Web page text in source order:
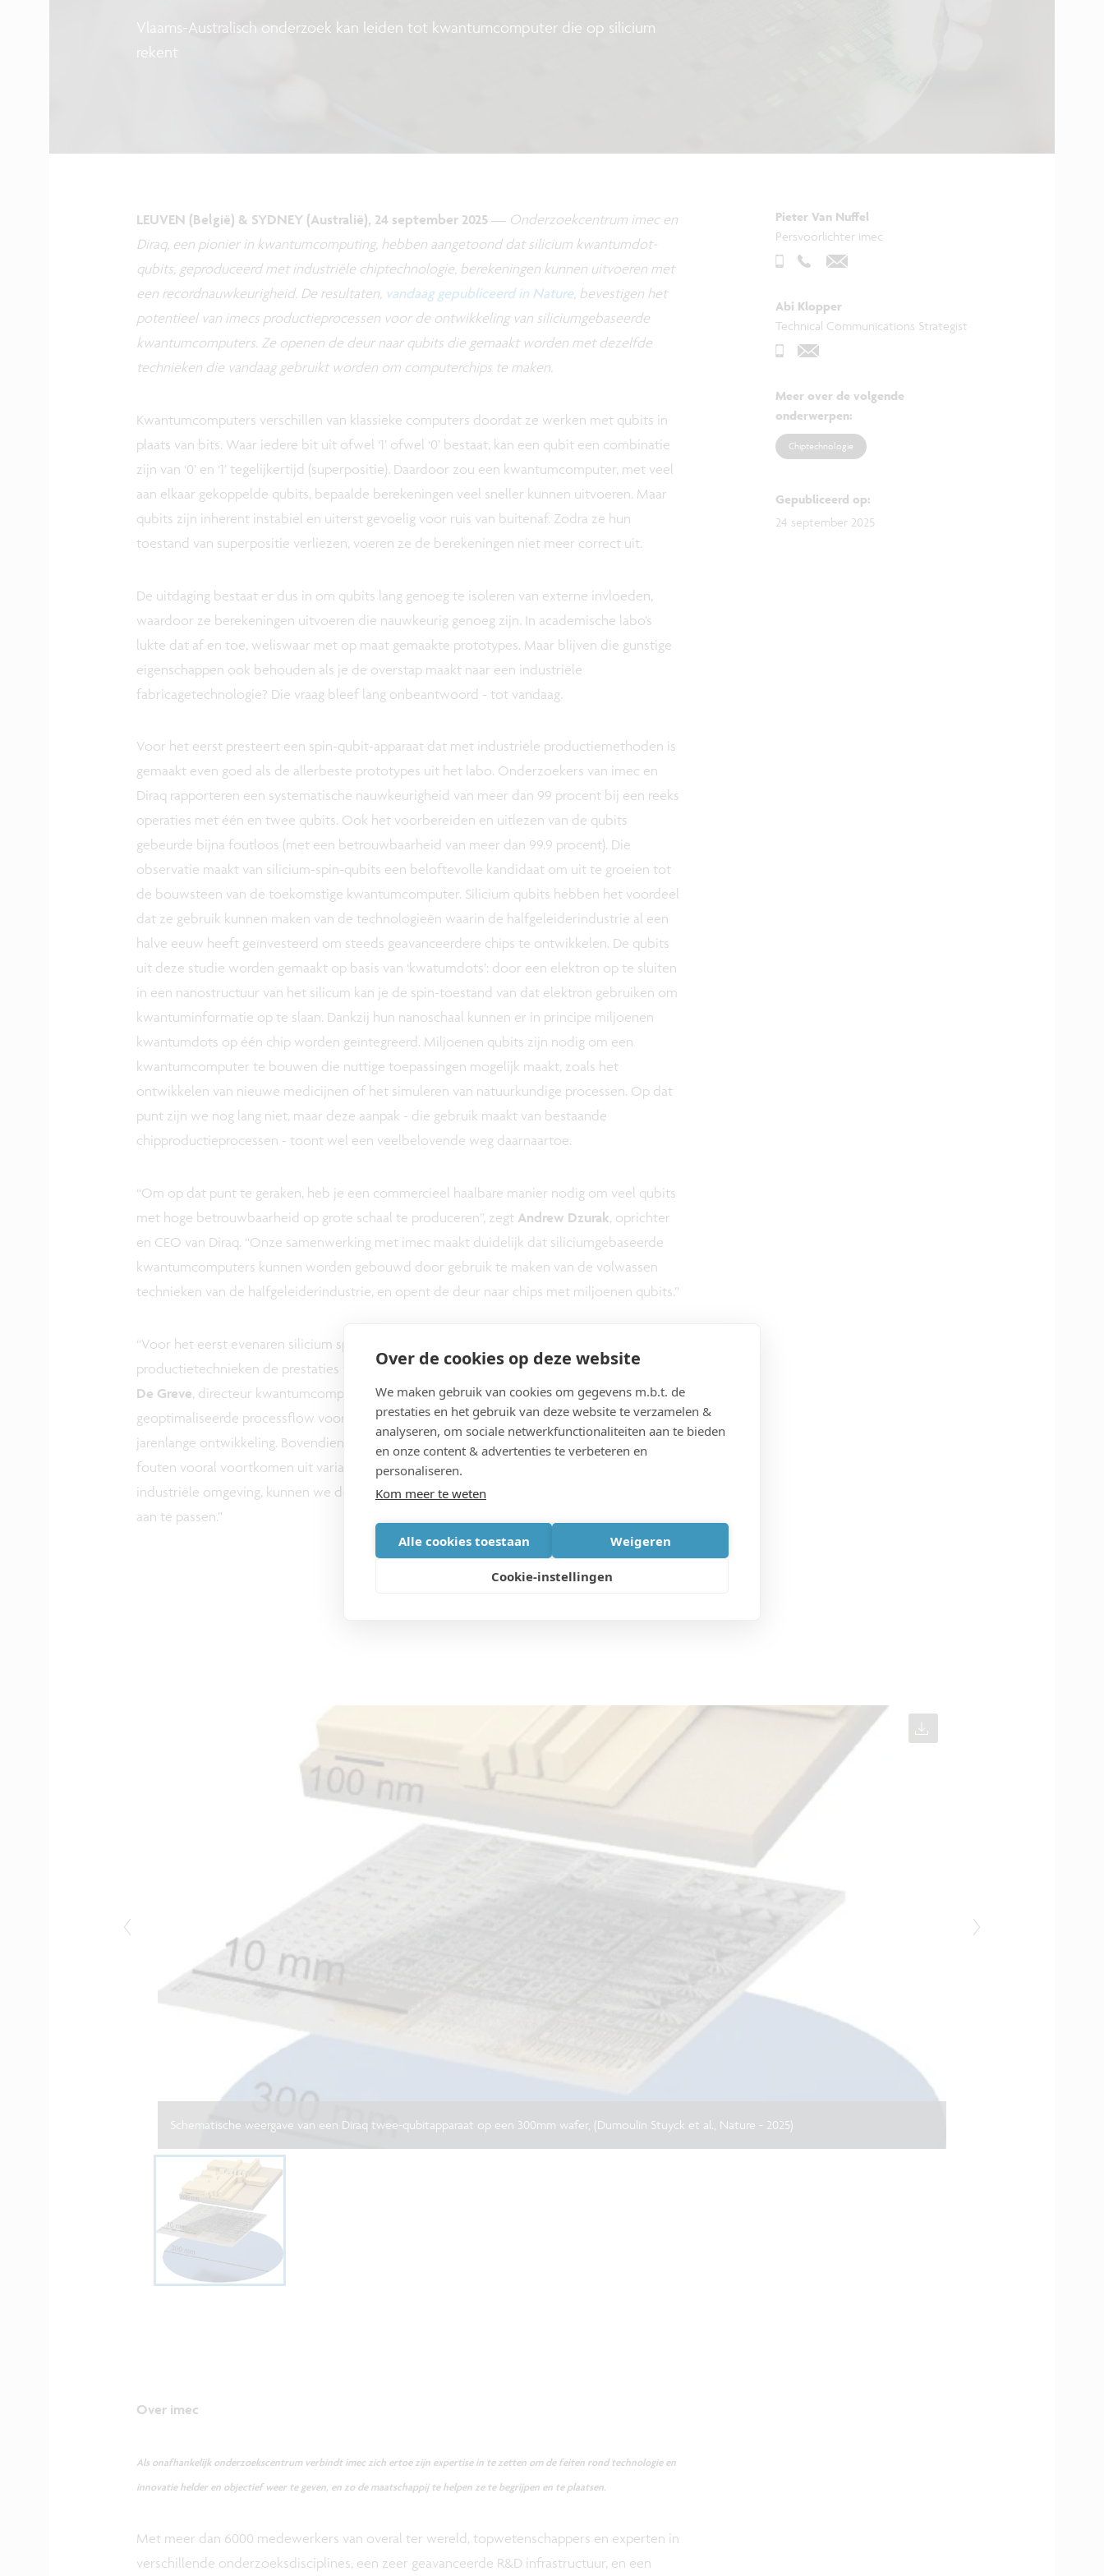
Over de cookies op deze website
We maken gebruik van cookies om gegevens m.b.t. de
prestaties en het gebruik van deze website te verzamelen &
analyseren, om sociale netwerkfunctionaliteiten aan te bieden
en onze content & advertenties te verbeteren en
personaliseren.
Kom meer te weten
Alle cookies toestaan Weigeren
Cookie-instellingen
Vlaams-Australisch onderzoek kan leiden tot kwantumcomputer die op silicium
rekent
LEUVEN (België) & SYDNEY (Australië), 24 september 2025— Onderzoekcentrum imec en
Diraq, een pionier in kwantumcomputing, hebben aangetoond dat silicium kwantumdot-
qubits, geproduceerd met industriële chiptechnologie, berekeningen kunnen uitvoeren met
een recordnauwkeurigheid. De resultaten, vandaag gepubliceerd in Nature, bevestigen het
potentieel van imecs productieprocessen voor de ontwikkeling van siliciumgebaseerde
kwantumcomputers. Ze openen de deur naar qubits die gemaakt worden met dezelfde
technieken die vandaag gebruikt worden om computerchips te maken.
Kwantumcomputers verschillen van klassieke computers doordat ze werken met qubits in
plaats van bits. Waar iedere bit uit ofwel ‘1’ ofwel ‘0’ bestaat, kan een qubit een combinatie
zijn van ‘0’ en ‘1’ tegelijkertijd (superpositie). Daardoor zou een kwantumcomputer, met veel
aan elkaar gekoppelde qubits, bepaalde berekeningen veel sneller kunnen uitvoeren. Maar
qubits zijn inherent instabiel en uiterst gevoelig voor ruis van buitenaf. Zodra ze hun
toestand van superpositie verliezen, voeren ze de berekeningen niet meer correct uit.
De uitdaging bestaat er dus in om qubits lang genoeg te isoleren van externe invloeden,
waardoor ze berekeningen uitvoeren die nauwkeurig genoeg zijn. In academische labo’s
lukte dat af en toe, weliswaar met op maat gemaakte prototypes. Maar blijven die gunstige
eigenschappen ook behouden als je de overstap maakt naar een industriële
fabricagetechnologie? Die vraag bleef lang onbeantwoord - tot vandaag.
Voor het eerst presteert een spin-qubit-apparaat dat met industriële productiemethoden is
gemaakt even goed als de allerbeste prototypes uit het labo. Onderzoekers van imec en
Diraq rapporteren een systematische nauwkeurigheid van meer dan 99 procent bij een reeks
operaties met één en twee qubits. Ook het voorbereiden en uitlezen van de qubits
gebeurde bijna foutloos (met een betrouwbaarheid van meer dan 99.9 procent). Die
observatie maakt van silicium-spin-qubits een beloftevolle kandidaat om uit te groeien tot
de bouwsteen van de toekomstige kwantumcomputer. Silicium qubits hebben het voordeel
dat ze gebruik kunnen maken van de technologieën waarin de halfgeleiderindustrie al een
halve eeuw heeft geïnvesteerd om steeds geavanceerdere chips te ontwikkelen. De qubits
uit deze studie worden gemaakt op basis van ‘kwatumdots’: door een elektron op te sluiten
in een nanostructuur van het silicum kan je de spin-toestand van dat elektron gebruiken om
kwantuminformatie op te slaan. Dankzij hun nanoschaal kunnen er in principe miljoenen
kwantumdots op één chip worden geïntegreerd. Miljoenen qubits zijn nodig om een
kwantumcomputer te bouwen die nuttige toepassingen mogelijk maakt, zoals het
ontwikkelen van nieuwe medicijnen of het simuleren van natuurkundige processen. Op dat
punt zijn we nog lang niet, maar deze aanpak - die gebruik maakt van bestaande
chipproductieprocessen - toont wel een veelbelovende weg daarnaartoe.
“Om op dat punt te geraken, heb je een commercieel haalbare manier nodig om veel qubits
met hoge betrouwbaarheid op grote schaal te produceren”, zegt Andrew Dzurak, oprichter
en CEO van Diraq. “Onze samenwerking met imec maakt duidelijk dat siliciumgebaseerde
kwantumcomputers kunnen worden gebouwd door gebruik te maken van de volwassen
technieken van de halfgeleiderindustrie, en opent de deur naar chips met miljoenen qubits.”
“Voor het eerst evenaren silicium spin qubitapparaten die zijn gemaakt met industriële
productietechnieken de prestaties van de beste prototypes uit het labo”, bevestigtKristiaan
De Greve, directeur kwantumcomputing bij imec. “Dit was enkel mogelijk dankzij imecs
geoptimaliseerde processflow voor silicium kwantumdot-structuren, het gevolg van
jarenlange ontwikkeling. Bovendien zien we nog ruimte voor verbetering: aangezien de
fouten vooral voortkomen uit variaties in het siliciummateriaal, en niet door storingen uit de
industriële omgeving, kunnen we de betrouwbaarheid verder opdrijven door de siliciumlaag
aan te passen.”
Pieter Van Nuffel
Persvoorlichter imec
Abi Klopper
Technical Communications Strategist
Meer over de volgende
onderwerpen:
Chiptechnologie
Gepubliceerd op:
24 september 2025
Schematische weergave van een Diraq twee-qubitapparaat op een 300mm wafer, (Dumoulin Stuyck et al., Nature - 2025)
Over imec
Als onafhankelijk onderzoekscentrum verbindt imec zich ertoe zijn expertise in te zetten om de feiten rond technologie en
innovatie helder en objectief weer te geven, en zo de maatschappij te helpen ze te begrijpen en te plaatsen.
Met meer dan 6000 medewerkers van overal ter wereld, topwetenschappers en experten in
verschillende onderzoeksdisciplines, een zeer geavanceerde R&D infrastructuur, en een